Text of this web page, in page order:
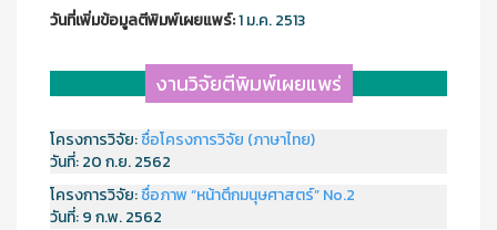
วันที่เพิ่มข้อมูลตีพิมพ์เผยแพร์:1 ม.ค. 2513
งานวิจัยตีพิมพ์เผยแพร่
โครงการวิจัย:ชื่อโครงการวิจัย (ภาษาไทย)
วันที่:20 ก.ย. 2562
โครงการวิจัย:ชื่อภาพ “หน้าตึกมนุษศาสตร์” No.2
วันที่:9 ก.พ. 2562